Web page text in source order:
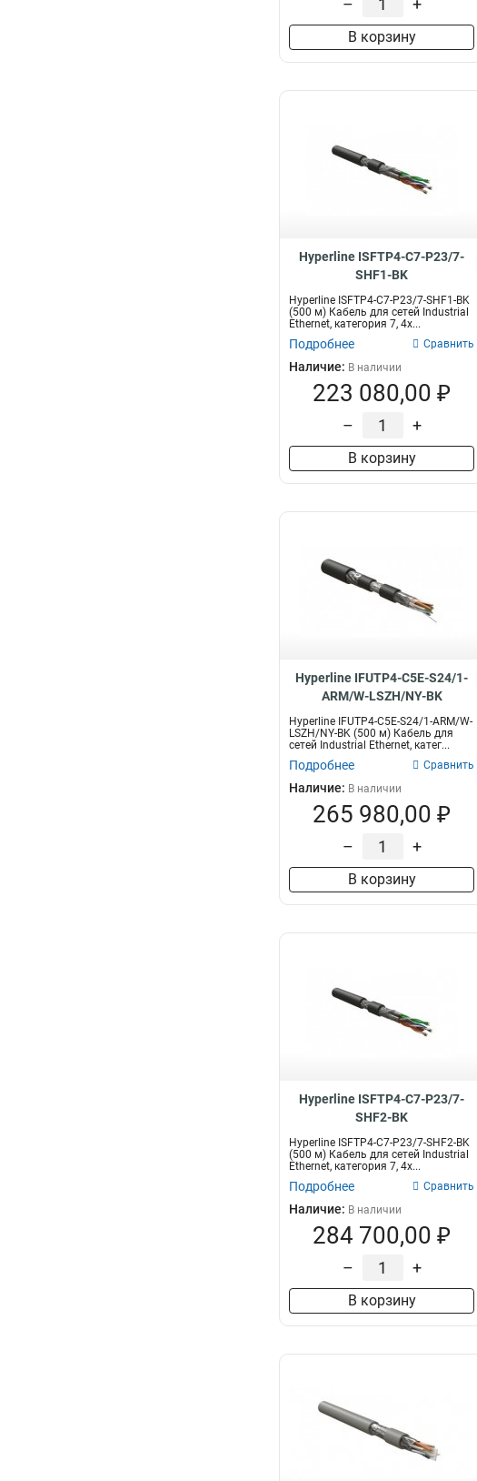
– +
В корзину
Hyperline ISFTP4-C7-P23/7-
SHF1-BK
Hyperline ISFTP4-C7-P23/7-SHF1-BK
(500 м) Кабель для сетей Industrial
Ethernet, категория 7, 4x...
Подробнее Сравнить
Наличие: В наличии
223 080,00 ₽
– +
В корзину
Hyperline IFUTP4-C5E-S24/1-
ARM/W-LSZH/NY-BK
Hyperline IFUTP4-C5E-S24/1-ARM/W-
LSZH/NY-BK (500 м) Кабель для
сетей Industrial Ethernet, катег...
Подробнее Сравнить
Наличие: В наличии
265 980,00 ₽
– +
В корзину
Hyperline ISFTP4-C7-P23/7-
SHF2-BK
Hyperline ISFTP4-C7-P23/7-SHF2-BK
(500 м) Кабель для сетей Industrial
Ethernet, категория 7, 4x...
Подробнее Сравнить
Наличие: В наличии
284 700,00 ₽
– +
В корзину